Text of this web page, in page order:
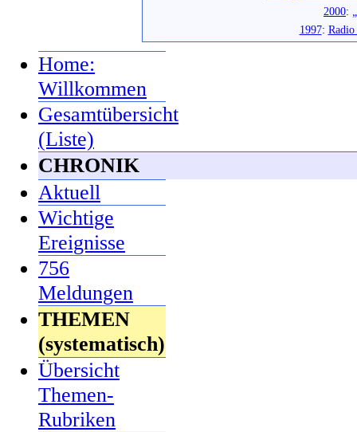
2000:
1997:
Home:
Willkommen
Gesamtübersicht
(Liste)
CHRONIK
Aktuell
Wichtige
Ereignisse
756
Meldungen
THEMEN
(systematisch)
Übersicht
Themen-
Rubriken